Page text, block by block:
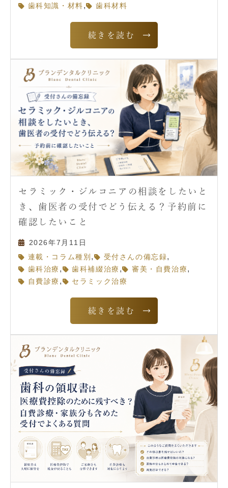
歯科知識・材料 , 歯科材料
続きを読む
セラミック・ジルコニアの相談をしたいと
き、歯医者の受付でどう伝える？予約前に
確認したいこと
2026年7月11日
連載・コラム種別 , 受付さんの備忘録,
歯科治療 , 歯科補綴治療 , 審美・自費治療 ,
自費診療 , セラミック治療
続きを読む